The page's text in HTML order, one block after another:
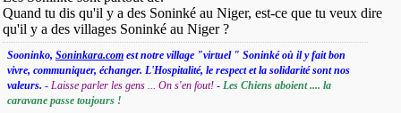
Quand tu dis qu'il y a des Soninké au Niger, est-ce que tu veux dire
qu'il y a des villages Soninké au Niger ?
Sooninko, Soninkara.com est notre village "virtuel " Soninké où il y fait bon
vivre, communiquer, échanger. L'Hospitalité, le respect et la solidarité sont nos
valeurs. - Laisse parler les gens ... On s'en fout! - Les Chiens aboient .... la
caravane passe toujours !